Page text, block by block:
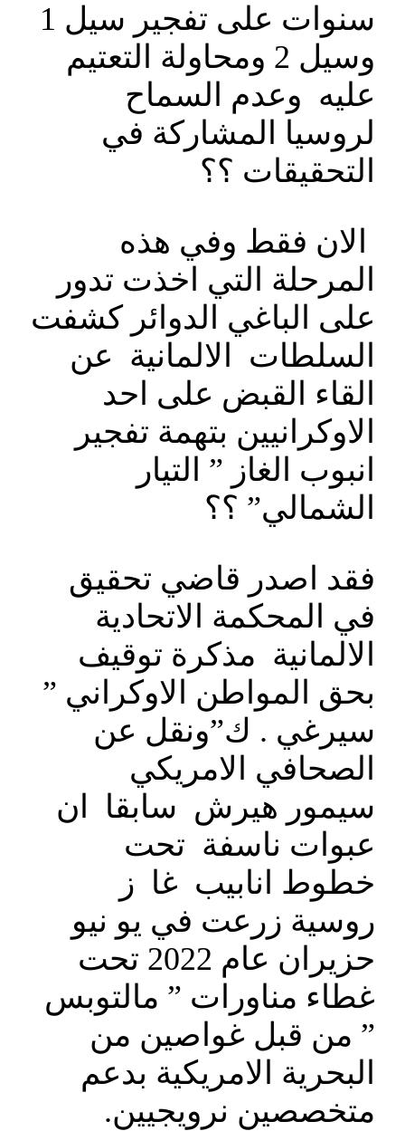
سنوات على تفجير سيل 1
وسيل 2 ومحاولة التعتيم
عليه وعدم السماح
لروسيا المشاركة في
التحقيقات ؟؟
الان فقط وفي هذه
المرحلة التي اخذت تدور
على الباغي الدوائر كشفت
السلطات الالمانية عن
القاء القبض على احد
الاوكرانيين بتهمة تفجير
انبوب الغاز ” التيار
الشمالي” ؟؟
فقد اصدر قاضي تحقيق
في المحكمة الاتحادية
الالمانية مذكرة توقيف
بحق المواطن الاوكراني ”
سيرغي . ك”ونقل عن
الصحافي الامريكي
سيمور هيرش سابقا ان
عبوات ناسفة تحت
خطوط انابيب غا ز
روسية زرعت في يو نيو
حزيران عام 2022 تحت
غطاء مناورات ” مالتوبس
” من قبل غواصين من
البحرية الامريكية بدعم
متخصصين نرويجيين.